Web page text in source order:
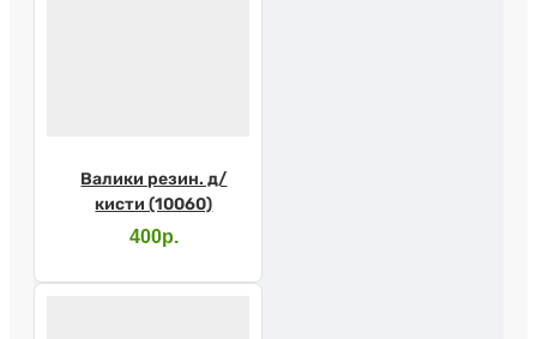
Валики резин. д/
кисти (10060)
400р.